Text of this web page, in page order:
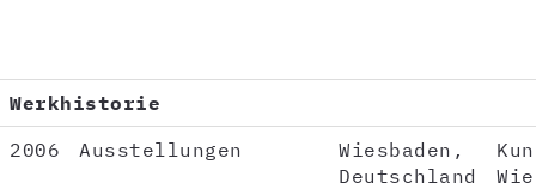
Werkhistorie
2006
Ausstellungen
Wiesbaden,
Deutschland